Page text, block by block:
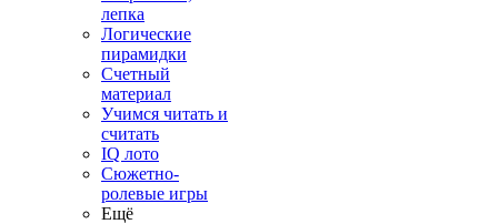
лепка
Логические
пирамидки
Счетный
материал
Учимся читать и
считать
IQ лото
Сюжетно-
ролевые игры
Ещё